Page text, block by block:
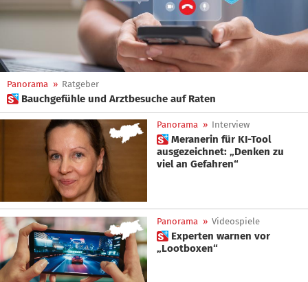
Panorama » Ratgeber
 Bauchgefühle und Arztbesuche auf Raten
Panorama » Interview
 Meranerin für KI-Tool
ausgezeichnet: „Denken zu
viel an Gefahren“
Panorama » Videospiele
 Experten warnen vor
„Lootboxen“